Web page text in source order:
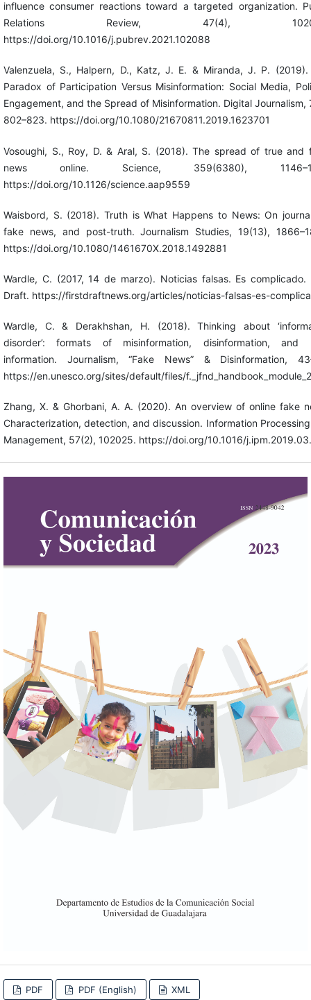
influence consumer reactions toward a targeted organization.
Relations Review, 47(4),
https://doi.org/10.1016/j.pubrev.2021.102088
Valenzuela, S., Halpern, D., Katz, J. E. & Miranda, J. P. (2019).
Paradox of Participation Versus Misinformation: Social Media,
Engagement, and the Spread of Misinformation. Digital Journalism,
802–823. https://doi.org/10.1080/21670811.2019.1623701
Vosoughi, S., Roy, D. & Aral, S. (2018). The spread of true and
news online. Science, 359(6380),
https://doi.org/10.1126/science.aap9559
Waisbord, S. (2018). Truth is What Happens to News: On
fake news, and post-truth. Journalism Studies, 19(13),
https://doi.org/10.1080/1461670X.2018.1492881
Wardle, C. (2017, 14 de marzo). Noticias falsas. Es complicado.
Draft. https://firstdraftnews.org/articles/noticias-falsas-es-
Wardle, C. & Derakhshan, H. (2018). Thinking about
disorder’: formats of misinformation, disinformation, and
information. Journalism, “Fake News” & Disinformation,
https://en.unesco.org/sites/default/files/
Zhang, X. & Ghorbani, A. A. (2020). An overview of online fake
Characterization, detection, and discussion. Information
Management, 57(2), 102025. https://doi.org/10.1016/
PDF PDF (English) XML